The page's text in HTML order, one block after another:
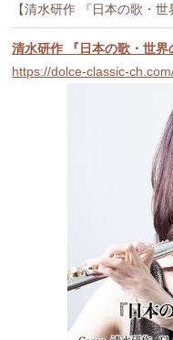
【清水研作 『日本の歌・
清水研作 『日本の歌・世
https://dolce-classic-